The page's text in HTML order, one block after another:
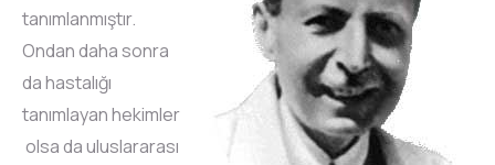
tanımlanmıştır.
Ondan daha sonra
da hastalığı
tanımlayan hekimler
olsa da uluslararası